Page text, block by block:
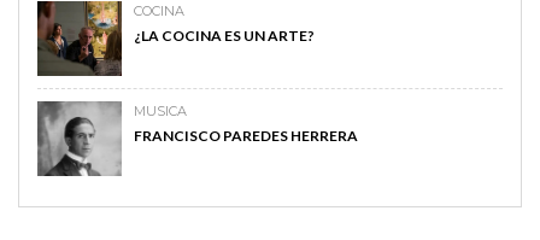
COCINA
¿LA COCINA ES UN ARTE?
MUSICA
FRANCISCO PAREDES HERRERA